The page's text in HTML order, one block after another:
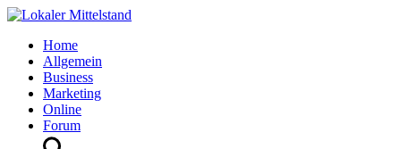
Home
Allgemein
Business
Marketing
Online
Forum